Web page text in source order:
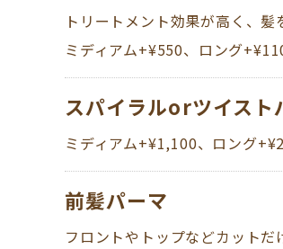
トリートメント効果が高く、髪
ミディアム+¥550、ロング
スパイラルorツイスト
ミディアム+¥1,100、ロング
前髪パーマ
フロントやトップなどカットだ